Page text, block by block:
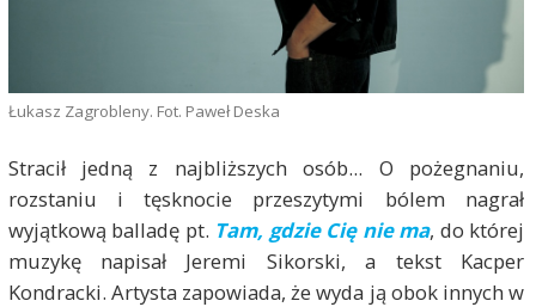
Łukasz Zagrobleny. Fot. Paweł Deska
Stracił jedną z najbliższych osób... O pożegnaniu,
rozstaniu i tęsknocie przeszytymi bólem nagrał
wyjątkową balladę pt. Tam, gdzie Cię nie ma, do której
muzykę napisał Jeremi Sikorski, a tekst Kacper
Kondracki. Artysta zapowiada, że wyda ją obok innych w